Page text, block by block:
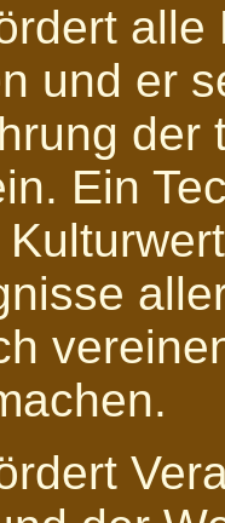
und er
der
Ein